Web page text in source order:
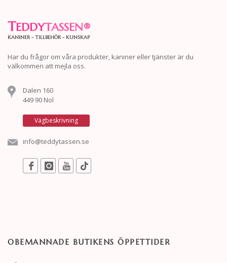
TEDDYTASSEN®
KANINER - TILLBEHÖR - KUNSKAP
Har du frågor om våra produkter, kaniner eller tjänster är du
välkommen att mejla oss.
Dalen 160
449 90 Nol
Vägbeskrivning
info@teddytassen.se
OBEMANNADE BUTIKENS ÖPPETTIDER